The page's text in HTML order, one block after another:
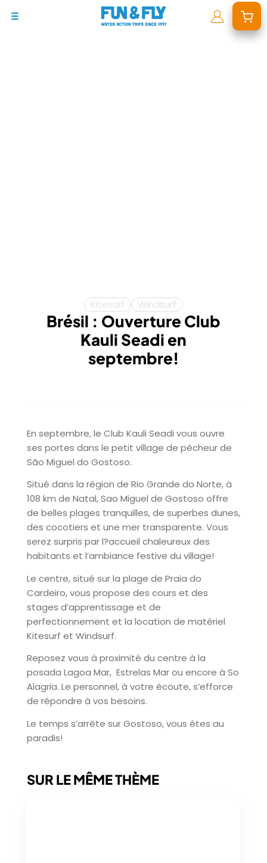
Kitesurf Windsurf
Brésil : Ouverture Club
Kauli Seadi en
septembre!
En septembre, le Club Kauli Seadi vous ouvre
ses portes dans le petit village de pêcheur de
São Miguel do Gostoso.
Situé dans la région de Rio Grande do Norte, à
108 km de Natal, Sao Miguel de Gostoso offre
de belles plages tranquilles, de superbes dunes,
des cocotiers et une mer transparente. Vous
serez surpris par l?accueil chaleureux des
habitants et l’ambiance festive du village!
Le centre, situé sur la plage de Praia do
Cardeiro, vous propose des cours et des
stages d’apprentissage et de
perfectionnement et la location de matériel
Kitesurf et Windsurf.
Reposez vous à proximité du centre à la
posada Lagoa Mar, Estrelas Mar ou encore à So
Alagria. Le personnel, à votre écoute, s’efforce
de répondre à vos besoins.
Le temps s’arrête sur Gostoso, vous êtes au
paradis!
SUR LE MÊME THÈME